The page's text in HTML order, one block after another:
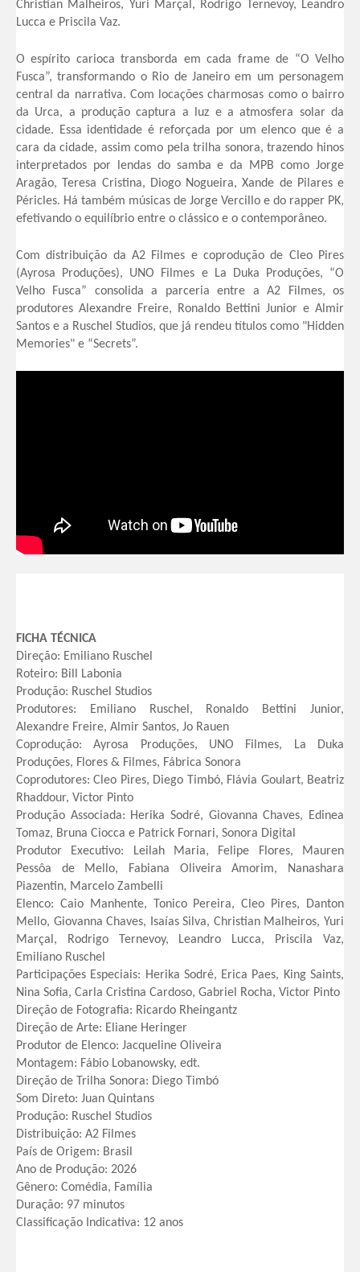
Christian Malheiros, Yuri Marçal, Rodrigo Ternevoy, Leandro
Lucca e Priscila Vaz.
O espírito carioca transborda em cada frame de “O Velho
Fusca”, transformando o Rio de Janeiro em um personagem
central da narrativa. Com locações charmosas como o bairro
da Urca, a produção captura a luz e a atmosfera solar da
cidade. Essa identidade é reforçada por um elenco que é a
cara da cidade, assim como pela trilha sonora, trazendo hinos
interpretados por lendas do samba e da MPB como Jorge
Aragão, Teresa Cristina, Diogo Nogueira, Xande de Pilares e
Péricles. Há também músicas de Jorge Vercillo e do rapper PK,
efetivando o equilíbrio entre o clássico e o contemporâneo.
Com distribuição da A2 Filmes e coprodução de Cleo Pires
(Ayrosa Produções), UNO Filmes e La Duka Produções, “O
Velho Fusca” consolida a parceria entre a A2 Filmes, os
produtores Alexandre Freire, Ronaldo Bettini Junior e Almir
Santos e a Ruschel Studios, que já rendeu títulos como "Hidden
Memories" e “Secrets”.
FICHA TÉCNICA
Direção: Emiliano Ruschel
Roteiro: Bill Labonia
Produção: Ruschel Studios
Produtores: Emiliano Ruschel, Ronaldo Bettini Junior,
Alexandre Freire, Almir Santos, Jo Rauen
Coprodução: Ayrosa Produções, UNO Filmes, La Duka
Produções, Flores & Filmes, Fábrica Sonora
Coprodutores: Cleo Pires, Diego Timbó, Flávia Goulart, Beatriz
Rhaddour, Victor Pinto
Produção Associada: Herika Sodré, Giovanna Chaves, Edinea
Tomaz, Bruna Ciocca e Patrick Fornari, Sonora Digital
Produtor Executivo: Leilah Maria, Felipe Flores, Mauren
Pessôa de Mello, Fabiana Oliveira Amorim, Nanashara
Piazentin, Marcelo Zambelli
Elenco: Caio Manhente, Tonico Pereira, Cleo Pires, Danton
Mello, Giovanna Chaves, Isaías Silva, Christian Malheiros, Yuri
Marçal, Rodrigo Ternevoy, Leandro Lucca, Priscila Vaz,
Emiliano Ruschel
Participações Especiais: Herika Sodré, Erica Paes, King Saints,
Nina Sofia, Carla Cristina Cardoso, Gabriel Rocha, Victor Pinto
Direção de Fotografia: Ricardo Rheingantz
Direção de Arte: Eliane Heringer
Produtor de Elenco: Jacqueline Oliveira
Montagem: Fábio Lobanowsky, edt.
Direção de Trilha Sonora: Diego Timbó
Som Direto: Juan Quintans
Produção: Ruschel Studios
Distribuição: A2 Filmes
País de Origem: Brasil
Ano de Produção: 2026
Gênero: Comédia, Família
Duração: 97 minutos
Classificação Indicativa: 12 anos